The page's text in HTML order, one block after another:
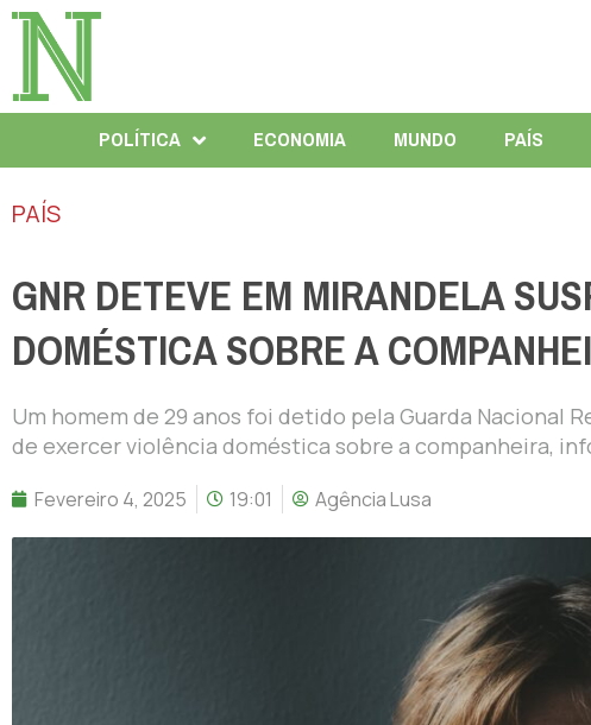
POLÍTICA ECONOMIA MUNDO PAÍS
PAÍS
GNR DETEVE EM MIRANDELA
DOMÉSTICA SOBRE A
Um homem de 29 anos foi detido pela Guarda Nacional
de exercer violência doméstica sobre a companheira,
Fevereiro 4, 2025 19:01 Agência Lusa